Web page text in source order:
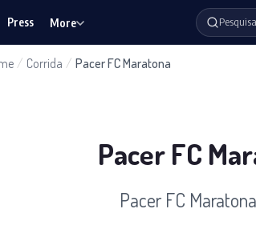
Press More
/ Corrida / Pacer FC Maratona
Pacer FC
Pacer FC